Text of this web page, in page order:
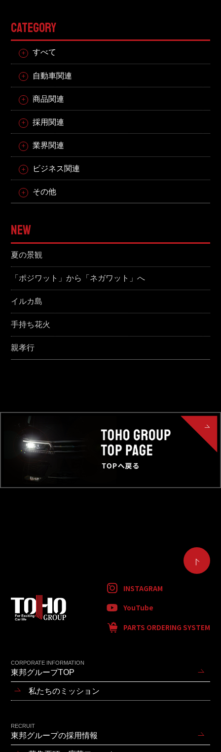
YouTube
CATEGORY
すべて
自動車関連
商品関連
採用関連
業界関連
ビジネス関連
その他
NEW
夏の景観
「ポジワット」から「ネガワット」へ
イルカ島
手持ち花火
親孝行
INSTAGRAM
YouTube
PARTS ORDERING SYSTEM
CORPORATE INFORMATION
東邦グループTOP
私たちのミッション
RECRUIT
東邦グループの採用情報